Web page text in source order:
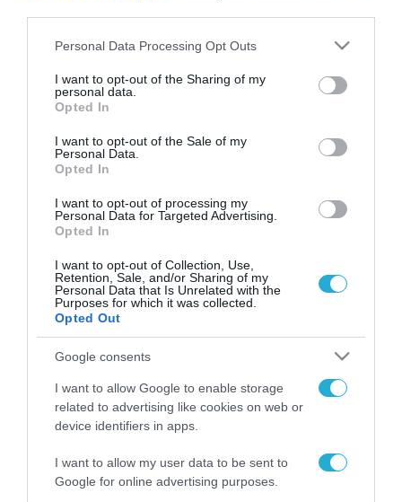
Please note that this website/app uses one or more Google
not limited to your visit or usage behaviour. You may click to
grant or deny consent to Google and its third-party tags to
use your data for below specified purposes in below Google
consent section.
Personal Data Processing Opt Outs
I want to opt-out of the Sharing of my
personal data.
Opted In
I want to opt-out of the Sale of my
Personal Data.
Opted In
I want to opt-out of processing my
Personal Data for Targeted Advertising.
Opted In
I want to opt-out of Collection, Use,
Retention, Sale, and/or Sharing of my
Personal Data that Is Unrelated with the
Purposes for which it was collected.
Opted Out
Google consents
I want to allow Google to enable storage
related to advertising like cookies on web or
device identifiers in apps.
I want to allow my user data to be sent to
Google for online advertising purposes.
ΡΟΗ ΕΙΔΗΣΕΩΝ
Το χρηματοδοτούμενο
από την ΕΕ έργο “The
Gaming Police”
ενισχύει την ασφάλεια
των παιδιών στο
31.07.2026
ΑΑΔΕ: Διευκρινίσεις
για τα πρόστιμα σε
παραβάσεις που